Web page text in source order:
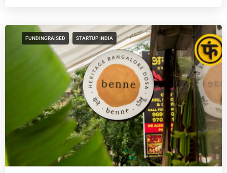
FUNDINGRAISED STARTUP INDIA